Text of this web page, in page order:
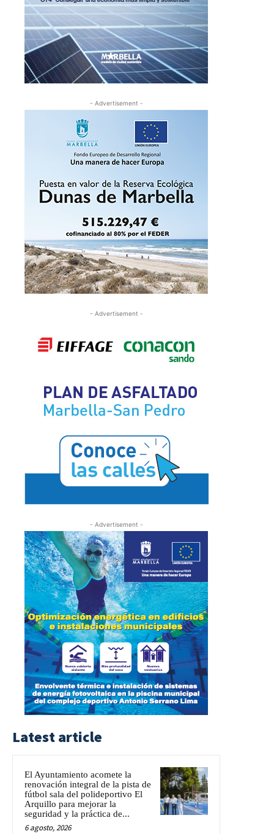
- Advertisement -
- Advertisement -
- Advertisement -
Latest article
El Ayuntamiento acomete la
renovación integral de la pista de
fútbol sala del polideportivo El
Arquillo para mejorar la
seguridad y la práctica de...
6 agosto, 2026